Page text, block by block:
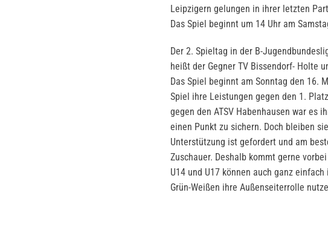
Leipzigern gelungen in ihrer letzten
Das Spiel beginnt um 14 Uhr am
Der 2. Spieltag in der B-
heißt der Gegner TV Bissendorf- Holte
Das Spiel beginnt am Sonntag den 16.
Spiel ihre Leistungen gegen den 1.
gegen den ATSV Habenhausen war es
einen Punkt zu sichern. Doch bleiben
Unterstützung ist gefordert und am
Zuschauer. Deshalb kommt gerne
U14 und U17 können auch ganz
Grün-Weißen ihre Außenseiterrolle